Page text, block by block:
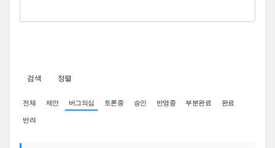
검색 정렬
전체 제안 버그의심 토론중 승인 반영중 부분완료 완료
반려